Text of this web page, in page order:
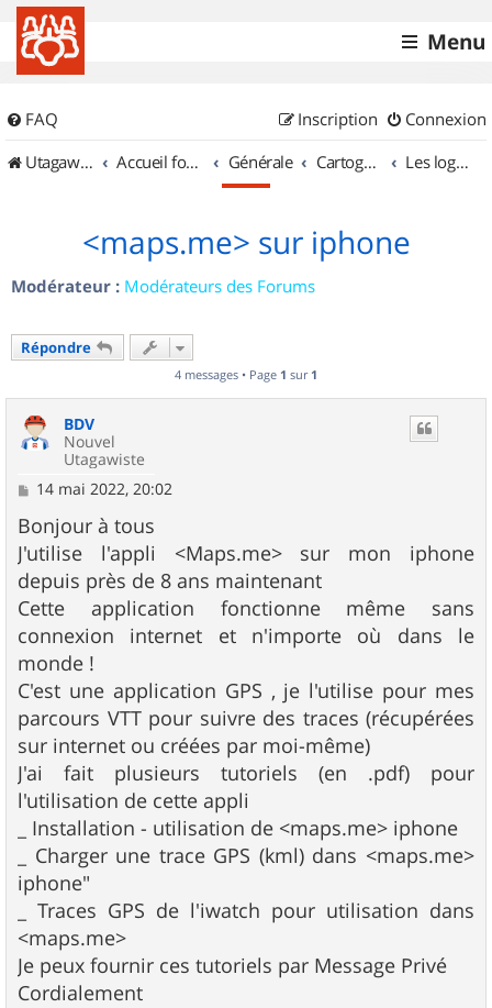
Menu
FAQ Connexion
Inscription
UtagawaVTT (Randos VTT et VTTAE avec traces GPS)
Accueil forum Générale Cartographie et GPS Les logiciels
<maps.me> sur iphone
Modérateur : Modérateurs des Forums
Répondre
4 messages • Page 1 sur 1
BDV
Nouvel
Utagawiste
M
s
s
a
g
e
14 mai 2022, 20:02
Bonjour à tous
J'utilise l'appli <Maps.me> sur mon iphone
depuis près de 8 ans maintenant
Cette application fonctionne même sans
connexion internet et n'importe où dans le
monde !
C'est une application GPS , je l'utilise pour mes
parcours VTT pour suivre des traces (récupérées
sur internet ou créées par moi-même)
J'ai fait plusieurs tutoriels (en .pdf) pour
l'utilisation de cette appli
_ Installation - utilisation de <maps.me> iphone
_ Charger une trace GPS (kml) dans <maps.me>
iphone"
_ Traces GPS de l'iwatch pour utilisation dans
<maps.me>
Je peux fournir ces tutoriels par Message Privé
Cordialement